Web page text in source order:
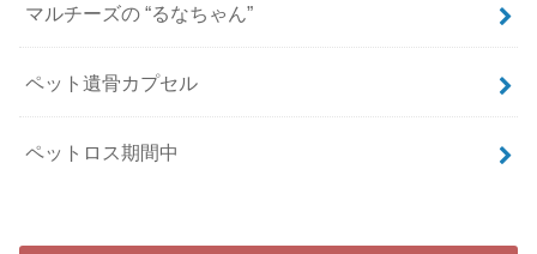
マルチーズの “るなちゃん”
ペット遺骨カプセル
ペットロス期間中